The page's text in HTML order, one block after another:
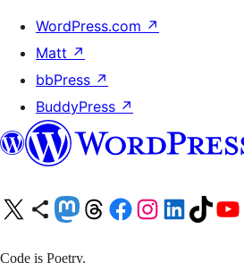
WordPress.com ↗
Matt ↗
bbPress ↗
BuddyPress ↗
X (旧 Twitter) アカウントへ Bluesky アカウントへ Mastodon アカウントへ Threads アカウントへ Facebook ページへ Instagram アカウントへ LinkedIn アカウントへ TikTok アカウントへ YouTube チャンネルへ
Code is Poetry.